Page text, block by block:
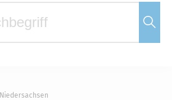

Niedersachsen